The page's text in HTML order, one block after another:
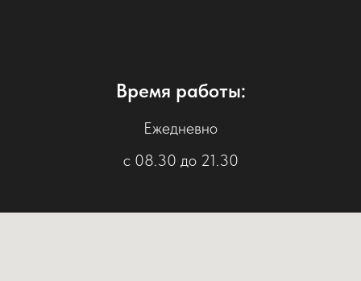
Время работы:
Ежедневно
с 08.30 до 21.30